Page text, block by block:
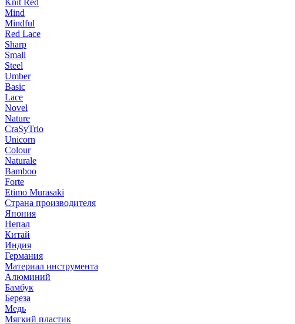
Knit Red
Mind
Mindful
Red Lace
Sharp
Small
Steel
Umber
Basic
Lace
Novel
Nature
CraSyTrio
Unicorn
Colour
Naturale
Bamboo
Forte
Etimo Murasaki
Страна производителя
Япония
Непал
Китай
Индия
Германия
Материал инструмента
Алюминий
Бамбук
Береза
Медь
Мягкий пластик